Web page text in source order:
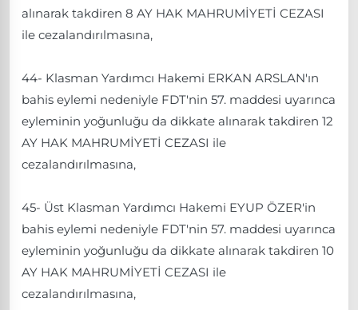
alınarak takdiren 8 AY HAK MAHRUMİYETİ CEZASI
ile cezalandırılmasına,
44- Klasman Yardımcı Hakemi ERKAN ARSLAN'ın
bahis eylemi nedeniyle FDT'nin 57. maddesi uyarınca
eyleminin yoğunluğu da dikkate alınarak takdiren 12
AY HAK MAHRUMİYETİ CEZASI ile
cezalandırılmasına,
45- Üst Klasman Yardımcı Hakemi EYUP ÖZER'in
bahis eylemi nedeniyle FDT'nin 57. maddesi uyarınca
eyleminin yoğunluğu da dikkate alınarak takdiren 10
AY HAK MAHRUMİYETİ CEZASI ile
cezalandırılmasına,